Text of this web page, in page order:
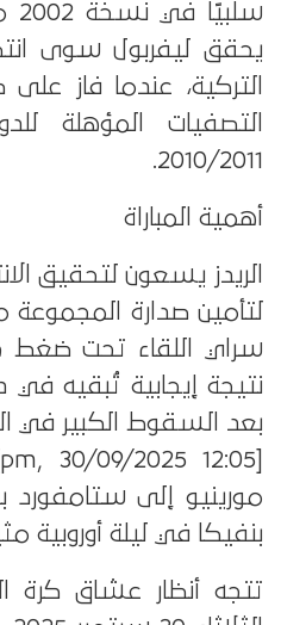
يحقق ليفربول سوى
التصفيات المؤهلة
2010/2011.
أهمية المباراة
الريدز يسعون لتحقيق
لتأمين صدارة المجموعة
سراي اللقاء تحت ضغط
نتيجة إيجابية تُبقيه في
بعد السقوط الكبير في
مورينيو إلى ستامفورد
بنفيكا في ليلة أوروبية
تتجه أنظار عشاق كرة